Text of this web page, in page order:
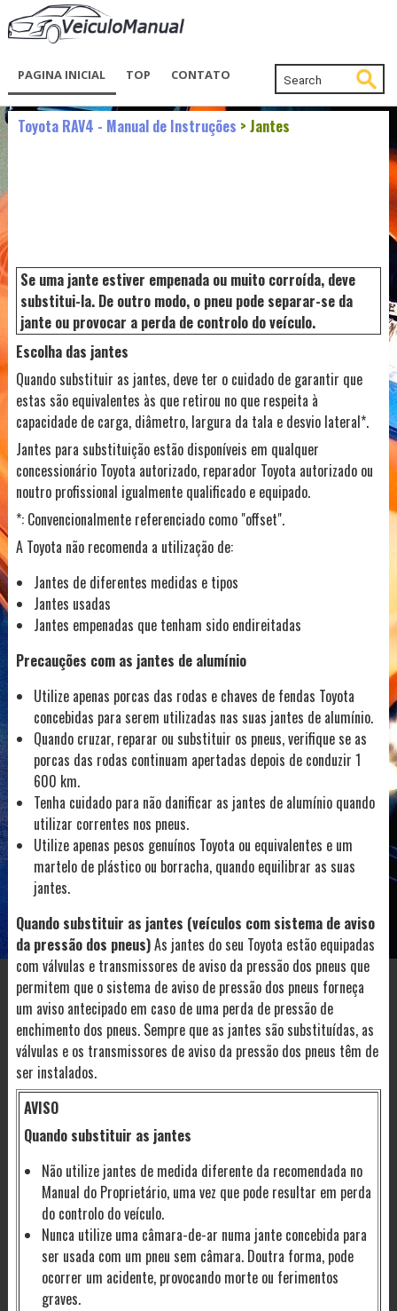
PAGINA INICIAL TOP CONTATO
Toyota RAV4 - Manual de Instruções > Jantes
Se uma jante estiver empenada ou muito corroída, deve
substitui-la. De outro modo, o pneu pode separar-se da
jante ou provocar a perda de controlo do veículo.
Escolha das jantes
Quando substituir as jantes, deve ter o cuidado de garantir que
estas são equivalentes às que retirou no que respeita à
capacidade de carga, diâmetro, largura da tala e desvio lateral*.
Jantes para substituição estão disponíveis em qualquer
concessionário Toyota autorizado, reparador Toyota autorizado ou
noutro profissional igualmente qualificado e equipado.
*: Convencionalmente referenciado como "offset".
A Toyota não recomenda a utilização de:
Jantes de diferentes medidas e tipos
Jantes usadas
Jantes empenadas que tenham sido endireitadas
Precauções com as jantes de alumínio
Utilize apenas porcas das rodas e chaves de fendas Toyota
concebidas para serem utilizadas nas suas jantes de alumínio.
Quando cruzar, reparar ou substituir os pneus, verifique se as
porcas das rodas continuam apertadas depois de conduzir 1
600 km.
Tenha cuidado para não danificar as jantes de alumínio quando
utilizar correntes nos pneus.
Utilize apenas pesos genuínos Toyota ou equivalentes e um
martelo de plástico ou borracha, quando equilibrar as suas
jantes.
Quando substituir as jantes (veículos com sistema de aviso
da pressão dos pneus)As jantes do seu Toyota estão equipadas
com válvulas e transmissores de aviso da pressão dos pneus que
permitem que o sistema de aviso de pressão dos pneus forneça
um aviso antecipado em caso de uma perda de pressão de
enchimento dos pneus. Sempre que as jantes são substituídas, as
válvulas e os transmissores de aviso da pressão dos pneus têm de
ser instalados.
AVISO
Quando substituir as jantes
Não utilize jantes de medida diferente da recomendada no
Manual do Proprietário, uma vez que pode resultar em perda
do controlo do veículo.
Nunca utilize uma câmara-de-ar numa jante concebida para
ser usada com um pneu sem câmara. Doutra forma, pode
ocorrer um acidente, provocando morte ou ferimentos
graves.